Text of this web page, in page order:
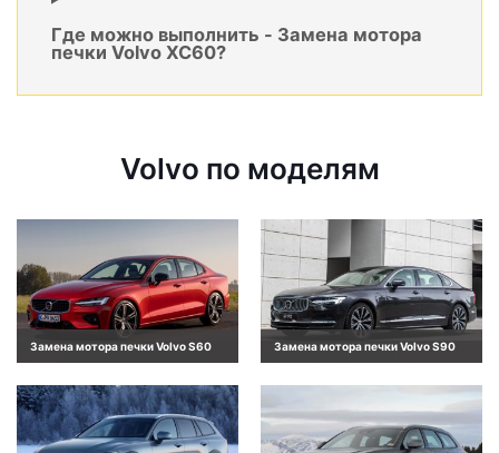
Где можно выполнить - Замена мотора
печки Volvo XC60?
Volvo по моделям
Замена мотора печки Volvo S60 Замена мотора печки Volvo S90